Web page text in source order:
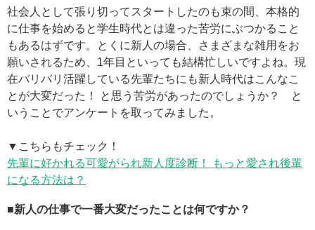
社会人として張り切ってスタートしたのも束の間、本格的
に仕事を始めると学生時代とは違った苦労にぶつかること
もあるはずです。とくに新人の場合、さまざまな雑用をお
願いされるため、1年目といっても結構忙しいですよね。現
在バリバリ活躍している先輩たちにも新人時代はこんなこ
とが大変だった！ と思う苦労があったのでしょうか？ と
いうことでアンケートを取ってみました。
▼こちらもチェック！
先輩に好かれる可愛がられ新人度診断！ もっと愛され後輩
になる方法は？
■新人の仕事で一番大変だったことは何ですか？